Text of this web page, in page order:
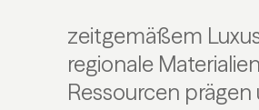
zeitgemäßem
regionale
Ressourcen